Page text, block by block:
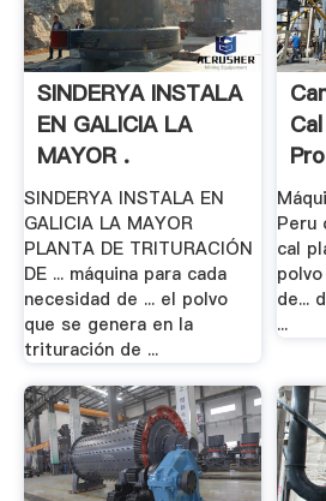
SINDERYA INSTALA
EN GALICIA LA
MAYOR .
SINDERYA INSTALA EN
GALICIA LA MAYOR
PLANTA DE TRITURACIÓN
DE ... máquina para cada
necesidad de ... el polvo
que se genera en la
trituración de ...
Peru
cal
de...
...